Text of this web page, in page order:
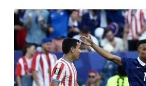
SVJETSKO PRVENSTVO 2026